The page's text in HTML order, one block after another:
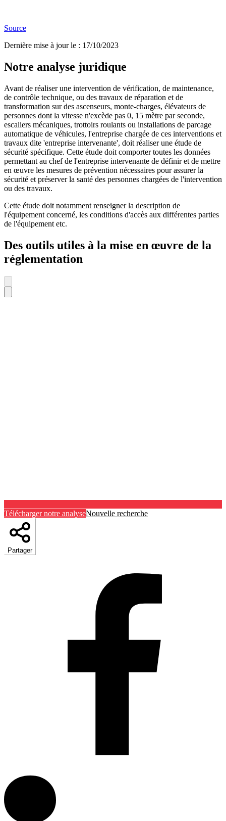
Source
Dernière mise à jour le : 17/10/2023
Notre analyse juridique
Avant de réaliser une intervention de vérification, de maintenance,
de contrôle technique, ou des travaux de réparation et de
transformation sur des ascenseurs, monte-charges, élévateurs de
personnes dont la vitesse n'excède pas 0, 15 mètre par seconde,
escaliers mécaniques, trottoirs roulants ou installations de parcage
automatique de véhicules, l'entreprise chargée de ces interventions et
travaux dite 'entreprise intervenante', doit réaliser une étude de
sécurité spécifique. Cette étude doit comporter toutes les données
permettant au chef de l'entreprise intervenante de définir et de mettre
en œuvre les mesures de prévention nécessaires pour assurer la
sécurité et préserver la santé des personnes chargées de l'intervention
ou des travaux.
Cette étude doit notamment renseigner la description de
l'équipement concerné, les conditions d'accès aux différentes parties
de l'équipement etc.
Des outils utiles à la mise en œuvre de la
réglementation
Télécharger notre analyseNouvelle recherche
Partager